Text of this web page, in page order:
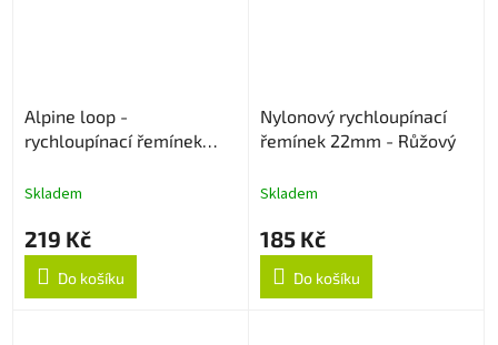
Alpine loop -
rychloupínací řemínek
Skladem
219 Kč
Do košíku
Nylonový rychloupínací
řemínek 22mm - Růžový
Skladem
185 Kč
Do košíku